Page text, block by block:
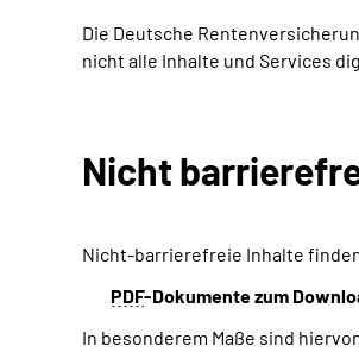
Die Deutsche
nicht alle Inhalte und Services
Nicht
Nicht-barrierefreie Inhalte
PDF-Dokumente zum
In besonderem Maße sind